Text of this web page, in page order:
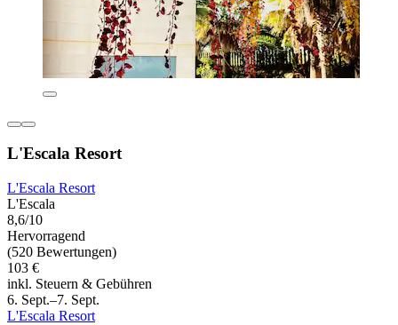
L'Escala Resort
L'Escala Resort
L'Escala
8,6/10
Hervorragend
(520 Bewertungen)
103 €
inkl. Steuern & Gebühren
6. Sept.–7. Sept.
L'Escala Resort